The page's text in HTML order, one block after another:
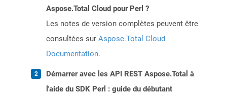
Aspose.Total Cloud pour Perl ?
Les notes de version complètes peuvent être
consultées sur Aspose.Total Cloud
Documentation.
Démarrer avec les API REST Aspose.Total à
l'aide du SDK Perl : guide du débutant